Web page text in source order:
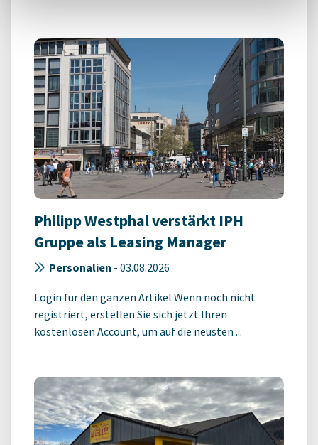
Philipp Westphal verstärkt IPH
Gruppe als Leasing Manager
Personalien - 03.08.2026
Login für den ganzen Artikel Wenn noch nicht
registriert, erstellen Sie sich jetzt Ihren
kostenlosen Account, um auf die neusten ...